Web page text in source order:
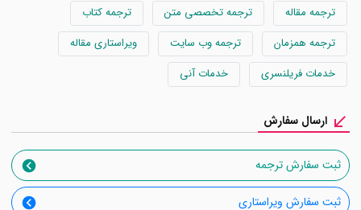
ترجمه مقاله ترجمه تخصصی متن
ترجمه کتاب
ترجمه همزمان
ترجمه وب سایت
ویراستاری مقاله
خدمات فریلنسری
خدمات آنی
ارسال سفارش
ثبت سفارش ترجمه
ثبت سفارش ویراستاری